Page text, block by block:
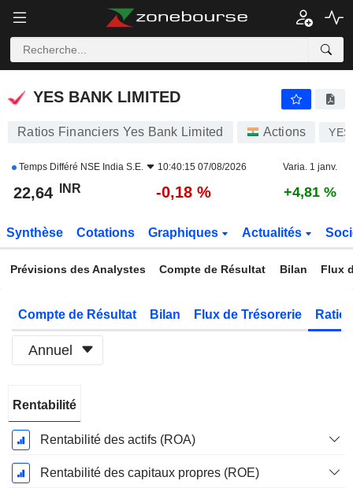
YES BANK LIMITED
YES BANK LIMITED
Ratios Financiers Yes Bank Limited Actions
Temps Différé NSE India S.E. 10:40:15 07/08/2026 Varia. 1 janv.
22,64 INR -0,18 % +4,81 %
Synthèse Cotations Graphiques Actualités
Prévisions des Analystes Compte de Résultat Bilan Flux
Compte de Résultat Bilan Flux de Trésorerie
Annuel
Fiscale:
Mars
Rentabilité
Rentabilité des actifs (ROA)
Rentabilité des capitaux propres (ROE)